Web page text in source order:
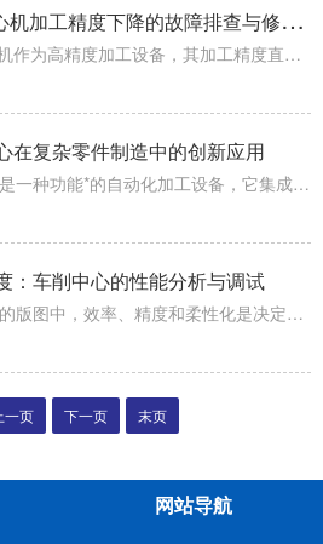
S
tar数控走心机加工精度下降的故障排查与修复方法
Star数控走心机作为高精度加工设备，其加工精度直接决定产品质量。当出现尺寸偏差、表面粗糙度超标等精度下降问题时，需系统性排查故障根源并采取针对性修复措施，避免盲目操作导致故障扩大。机械结构异常是精度下降的首要排查方向。主轴系统作为核心部件，长期高速运转易出现磨损。可通过手动盘动主轴，感受是否存在卡顿或间隙过大现象，若有则需检查主轴轴承磨损情况。修复时需拆卸主轴，更换符合精度等级的轴承，装配后进行主轴跳动检测，确保径向和轴向跳动量控制在允许范围内。导轨与滑台的配合精度同样关键...
在复杂零件制造中的创新应用
立式加工中心是一种功能*的自动化加工设备，它集成了多种先进技术，能够实现铣削、钻孔、镗孔、攻丝等多种加工工序。其显著特点在于主轴轴线垂直于工作台，这种独特的结构设计使得它在加工过程中具有良好的稳定性和精度。从外观上看，立式加工中心通常造型简洁大方，结构紧凑。它配备了先进的数控系统，操作人员可以通过数控面板输入加工程序，精确控制机床的运动和加工参数。机床的各个部件都经过精心设计和制造，具有较高的刚性和可靠性，能够保证在长时间的连续加工过程中保持稳定的性能。立式加工中心在机械制造...
：车削中心的性能分析与调试
在现代制造业的版图中，效率、精度和柔性化是决定企业竞争力的核心要素。随着产品结构日趋复杂，传统单一功能的加工设备已难以满足高精度、高效率的生产需求。在此背景下，车削中心（TurningCenter）应运而生。它不仅超越了传统数控车床的范畴，更通过集成铣削、钻孔等多种加工能力，成为复合加工时代的精密制造核心设备。车削中心与普通数控车床最根本的区别在于其*的复合加工能力。传统数控车床主要专注于内外圆柱面、圆锥面、端面等回转体表面的车削加工。而车削中心在此基础上，标配了动力刀具功能...
一页 下一页 末页
网站导航